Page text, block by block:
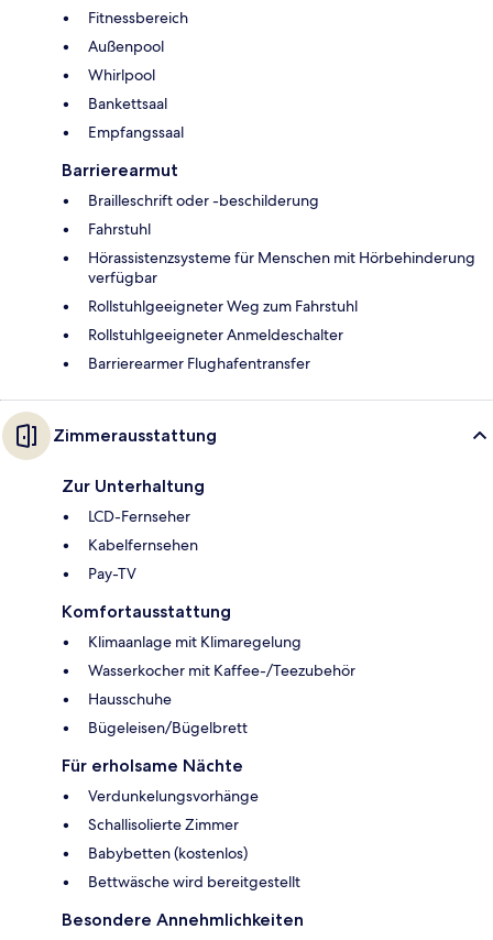
Fitnessbereich
Außenpool
Whirlpool
Bankettsaal
Empfangssaal
Barrierearmut
Brailleschrift oder -beschilderung
Fahrstuhl
Hörassistenzsysteme für Menschen mit Hörbehinderung
verfügbar
Rollstuhlgeeigneter Weg zum Fahrstuhl
Rollstuhlgeeigneter Anmeldeschalter
Barrierearmer Flughafentransfer
Zimmerausstattung
Zur Unterhaltung
LCD-Fernseher
Kabelfernsehen
Pay-TV
Komfortausstattung
Klimaanlage mit Klimaregelung
Wasserkocher mit Kaffee-/Teezubehör
Hausschuhe
Bügeleisen/Bügelbrett
Für erholsame Nächte
Verdunkelungsvorhänge
Schallisolierte Zimmer
Babybetten (kostenlos)
Bettwäsche wird bereitgestellt
Besondere Annehmlichkeiten